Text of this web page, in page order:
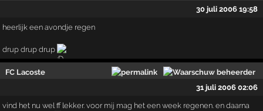
30 juli 2006 19:58
heerlijk een avondje regen
drup drup drup
FC Lacoste
31 juli 2006 02:06
vind het nu wel ff lekker. voor mij mag het een week regenen. en daarna